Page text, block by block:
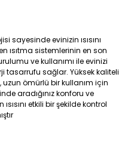
sayesinde evinizin ısısını
ısıtma sistemlerinin en son
ve kullanımı ile evinizi
tasarrufu sağlar. Yüksek kaliteli
ömürlü bir kullanım için
aradığınız konforu ve
etkili bir şekilde kontrol